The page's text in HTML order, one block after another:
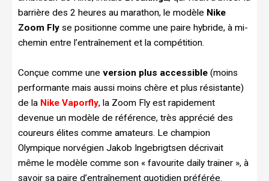
barrière des 2 heures au marathon, le modèle Nike
Zoom Fly se positionne comme une paire hybride, à mi-
chemin entre l’entraînement et la compétition.
Conçue comme une version plus accessible (moins
performante mais aussi moins chère et plus résistante)
de la Nike Vaporfly, la Zoom Fly est rapidement
devenue un modèle de référence, très apprécié des
coureurs élites comme amateurs. Le champion
Olympique norvégien Jakob Ingebrigtsen décrivait
même le modèle comme son « favourite daily trainer », à
savoir sa paire d’entraînement quotidien préférée.